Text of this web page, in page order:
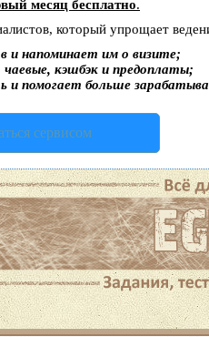
месяц бесплатно.
который упрощает
и напоминает им о визите;
чаевые, кэшбэк и предоплаты;
и помогает больше
сервисом